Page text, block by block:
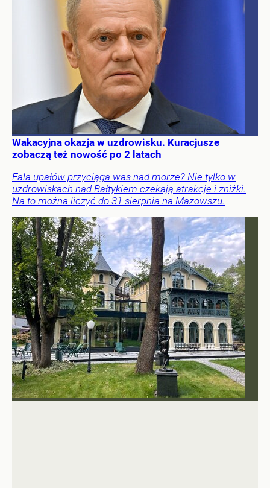
Wakacyjna okazja w uzdrowisku. Kuracjusze
zobaczą też nowość po 2 latach
Fala upałów przyciąga was nad morze? Nie tylko w
uzdrowiskach nad Bałtykiem czekają atrakcje i zniżki.
Na to można liczyć do 31 sierpnia na Mazowszu.